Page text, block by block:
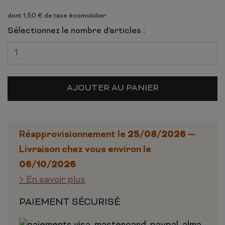
dont 1,50 € de taxe écomobilier
Sélectionnez le nombre d'articles :
AJOUTER AU PANIER
Réapprovisionnement le 25/08/2026 —
Livraison chez vous environ le
06/10/2026
> En savoir plus
PAIEMENT SÉCURISÉ